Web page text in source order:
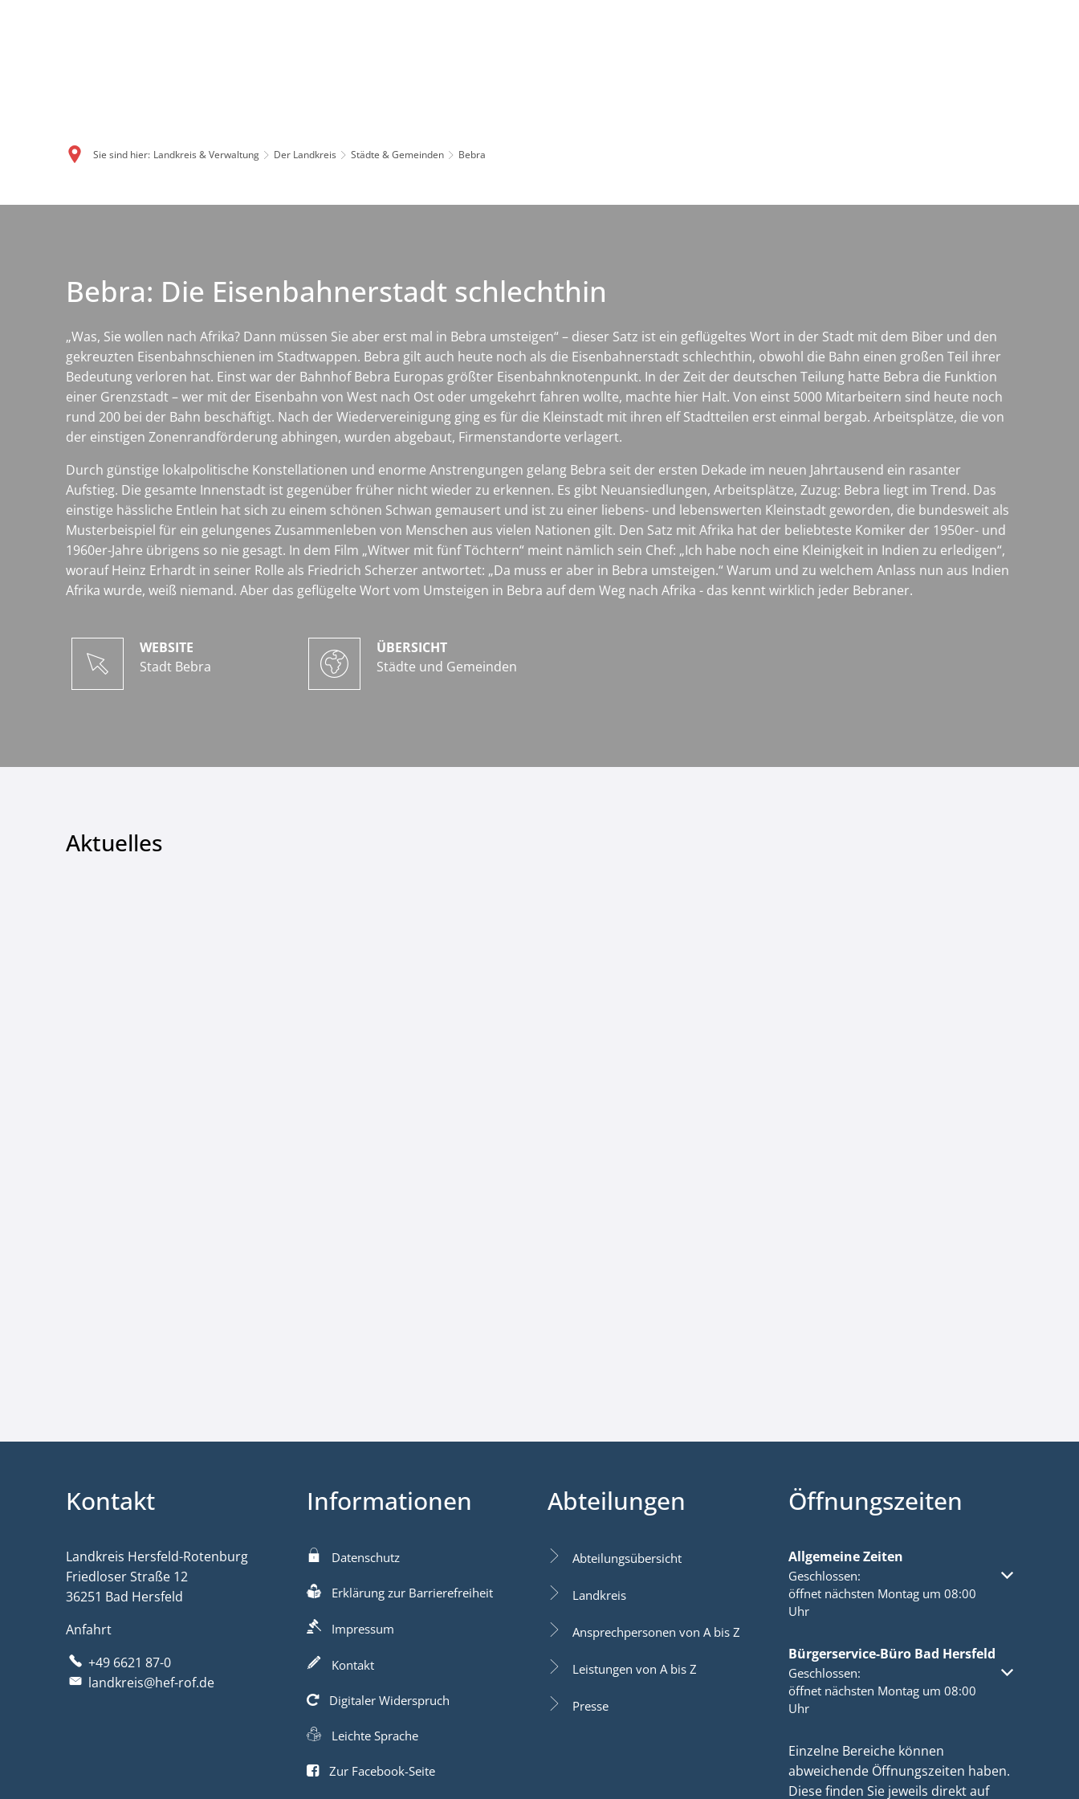
Sie sind hier: Landkreis & Verwaltung Der Landkreis Städte & Gemeinden Bebra
Bebra: Die Eisenbahnerstadt schlechthin
„Was, Sie wollen nach Afrika? Dann müssen Sie aber erst mal in Bebra umsteigen“ – dieser Satz ist ein geflügeltes Wort in der Stadt mit dem Biber und den
gekreuzten Eisenbahnschienen im Stadtwappen. Bebra gilt auch heute noch als die Eisenbahnerstadt schlechthin, obwohl die Bahn einen großen Teil ihrer
Bedeutung verloren hat. Einst war der Bahnhof Bebra Europas größter Eisenbahnknotenpunkt. In der Zeit der deutschen Teilung hatte Bebra die Funktion
einer Grenzstadt – wer mit der Eisenbahn von West nach Ost oder umgekehrt fahren wollte, machte hier Halt. Von einst 5000 Mitarbeitern sind heute noch
rund 200 bei der Bahn beschäftigt. Nach der Wiedervereinigung ging es für die Kleinstadt mit ihren elf Stadtteilen erst einmal bergab. Arbeitsplätze, die von
der einstigen Zonenrandförderung abhingen, wurden abgebaut, Firmenstandorte verlagert.
Durch günstige lokalpolitische Konstellationen und enorme Anstrengungen gelang Bebra seit der ersten Dekade im neuen Jahrtausend ein rasanter
Aufstieg. Die gesamte Innenstadt ist gegenüber früher nicht wieder zu erkennen. Es gibt Neuansiedlungen, Arbeitsplätze, Zuzug: Bebra liegt im Trend. Das
einstige hässliche Entlein hat sich zu einem schönen Schwan gemausert und ist zu einer liebens- und lebenswerten Kleinstadt geworden, die bundesweit als
Musterbeispiel für ein gelungenes Zusammenleben von Menschen aus vielen Nationen gilt. Den Satz mit Afrika hat der beliebteste Komiker der 1950er- und
1960er-Jahre übrigens so nie gesagt. In dem Film „Witwer mit fünf Töchtern“ meint nämlich sein Chef: „Ich habe noch eine Kleinigkeit in Indien zu erledigen“,
worauf Heinz Erhardt in seiner Rolle als Friedrich Scherzer antwortet: „Da muss er aber in Bebra umsteigen.“ Warum und zu welchem Anlass nun aus Indien
Afrika wurde, weiß niemand. Aber das geflügelte Wort vom Umsteigen in Bebra auf dem Weg nach Afrika - das kennt wirklich jeder Bebraner.
WEBSITE
Stadt Bebra
ÜBERSICHT
Städte und Gemeinden
Aktuelles
Kontakt
Landkreis Hersfeld-Rotenburg
Friedloser Straße 12
36251 Bad Hersfeld
Anfahrt
+49 6621 87-0
landkreis@hef-rof.de
Informationen
Datenschutz
Erklärung zur Barrierefreiheit
Impressum
Kontakt
Digitaler Widerspruch
Leichte Sprache
Zur Facebook-Seite
Abteilungen
Abteilungsübersicht
Landkreis
Ansprechpersonen von A bis Z
Leistungen von A bis Z
Presse
Öffnungszeiten
Allgemeine Zeiten
Klicken, um weitere Öffnungs- oder Schließzeiten
Geschlossen:
öffnet nächsten Montag um 08:00
Uhr
Bürgerservice-Büro Bad Hersfeld
Klicken, um weitere Öffnungs- oder Schließzeiten
Geschlossen:
öffnet nächsten Montag um 08:00
Uhr
Einzelne Bereiche können
abweichende Öffnungszeiten haben.
Diese finden Sie jeweils direkt auf